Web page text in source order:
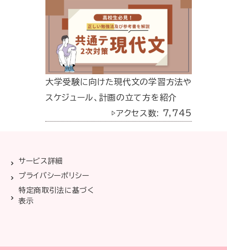
大学受験に向けた現代文の学習方法や
スケジュール、計画の立て方を紹介
▷アクセス数: 7,745
サービス詳細
プライバシーポリシー
特定商取引法に基づく
表示